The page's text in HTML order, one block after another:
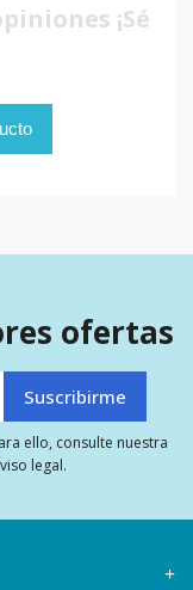
¡Sé
ofertas
ello, consulte nuestra
legal.